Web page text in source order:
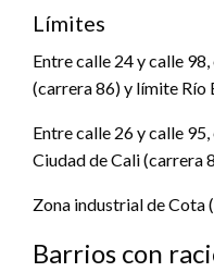
Límites
Entre calle 24 y calle
(carrera 86) y límite Río
Entre calle 26 y calle
Ciudad de Cali (carrera
Zona industrial de Cota
Barrios con